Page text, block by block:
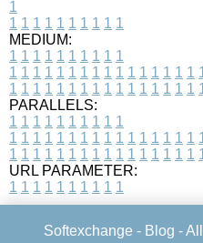
1
1 1 1 1 1 1 1 1 1 1
MEDIUM:
1 1 1 1 1 1 1 1 1 1
1 1 1 1 1 1 1 1 1 1 1 1 1 1 1 1
1 1 1 1 1 1 1 1 1 1 1 1 1 1 1 1
PARALLELS:
1 1 1 1 1 1 1 1 1 1
1 1 1 1 1 1 1 1 1 1 1 1 1 1 1 1
1 1 1 1 1 1 1 1 1 1 1 1 1 1 1 1
URL PARAMETER:
1 1 1 1 1 1 1 1 1 1
Softexchange - Blog -